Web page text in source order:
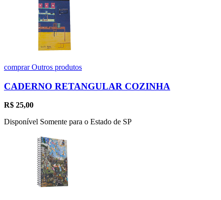
comprarOutros produtos
CADERNO RETANGULAR COZINHA
R$ 25,00
Disponível Somente para o Estado de SP